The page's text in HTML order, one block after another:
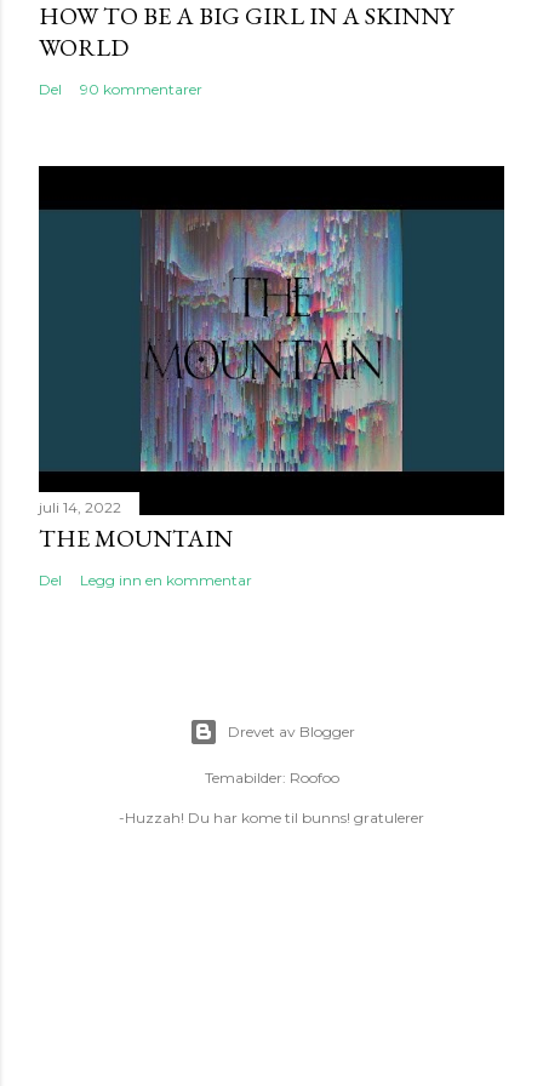
HOW TO BE A BIG GIRL IN A SKINNY
WORLD
Del 90 kommentarer
juli 14, 2022
THE MOUNTAIN
Del Legg inn en kommentar
Drevet av Blogger
Temabilder: Roofoo
-Huzzah! Du har kome til bunns! gratulerer